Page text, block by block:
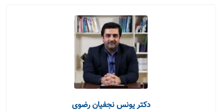
دکتر یونس نجفیان رضوی